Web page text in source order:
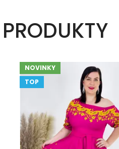
NOVINKY
TOP